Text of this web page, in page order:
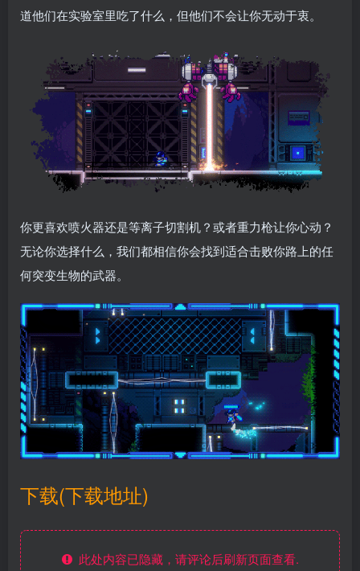
道他们在实验室里吃了什么，但他们不会让你无动于衷。
你更喜欢喷火器还是等离子切割机？或者重力枪让你心动？
无论你选择什么，我们都相信你会找到适合击败你路上的任
何突变生物的武器。
下载(下载地址)
此处内容已隐藏，请评论后刷新页面查看.